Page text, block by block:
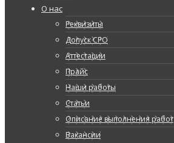
О нас
Реквизиты
Допуск СРО
Аттестации
Прайс
Наши работы
Статьи
Описание выполнения работ
Вакансии